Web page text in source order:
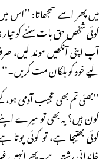
میں پھر اسے سمجھاتا:
کوئی شخص حق بات سننے کو
آپ اپنی آنکھیں موند
لیے خود کو ہلکان مت کریں۔‘‘
’’بھئی تم بھی عجیب آدمی
کون ہیں؟ یہ بھی تو میرے
کوئی بھتیجا ہے، تو کوئی
خاندانی رشتہ ہے۔ پھر انہیں